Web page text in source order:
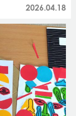
2026.04.18